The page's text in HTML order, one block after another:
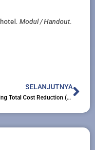
. Modul / Handout.
SELANJUTNYA
Training Total Cost Reduction (tcr)